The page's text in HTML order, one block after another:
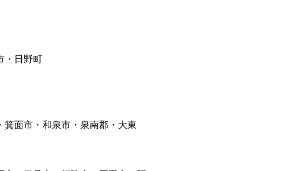
・日野町
面市・和泉市・泉南郡・大東